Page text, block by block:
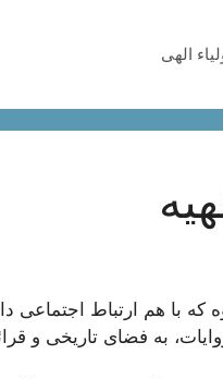
الهی
با هم ارتباط اجتماعی
به فضای تاریخی و